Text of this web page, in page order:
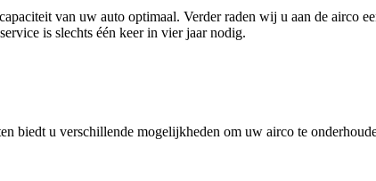
van uw auto optimaal. Verder raden wij u aan de airco
is slechts één keer in vier jaar nodig.
biedt u verschillende mogelijkheden om uw airco te